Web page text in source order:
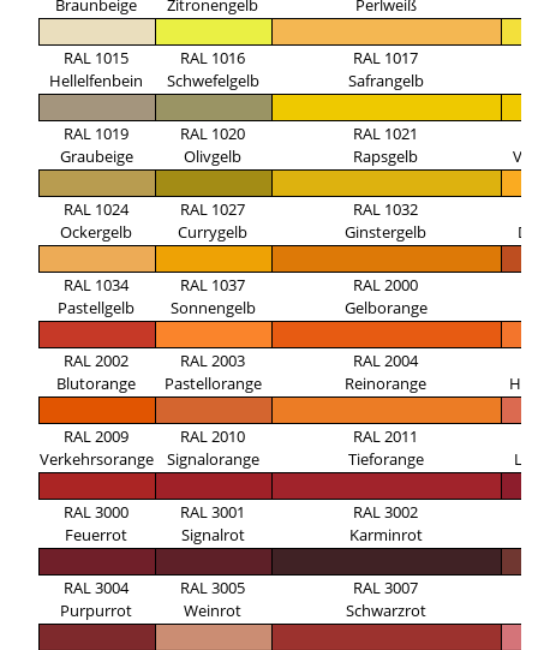
RAL 1015
Hellelfenbein
RAL 1016
Schwefelgelb
RAL 1017
Safrangelb
RAL 1019
Graubeige
RAL 1020
Olivgelb
RAL 1021
Rapsgelb
RAL 1024
Ockergelb
RAL 1027
Currygelb
RAL 1032
Ginstergelb
RAL 1034
Pastellgelb
RAL 1037
Sonnengelb
RAL 2000
Gelborange
RAL 2002
Blutorange
RAL 2003
Pastellorange
RAL 2004
Reinorange
RAL 2009
Verkehrsorange
RAL 2010
Signalorange
RAL 2011
Tieforange
RAL 3000
Feuerrot
RAL 3001
Signalrot
RAL 3002
Karminrot
RAL 3004
Purpurrot
RAL 3005
Weinrot
RAL 3007
Schwarzrot